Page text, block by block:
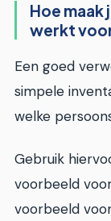
Hoe
werkt
Een goed
simpele
welke
Gebruik
voorbeeld
voorbeeld